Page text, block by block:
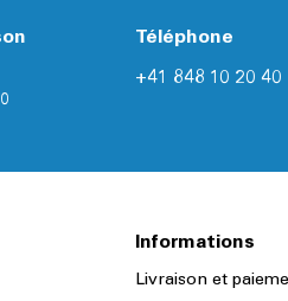
Téléphone
+41 848 10 20 40
Informations
Livraison et